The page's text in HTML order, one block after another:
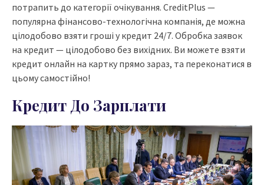
потрапить до категорії очікування. CreditPlus —
популярна фінансово-технологічна компанія, де можна
цілодобово взяти гроші у кредит 24/7. Обробка заявок
на кредит — цілодобово без вихідних. Ви можете взяти
кредит онлайн на картку прямо зараз, та переконатися в
цьому самостійно!
Кредит До Зарплати